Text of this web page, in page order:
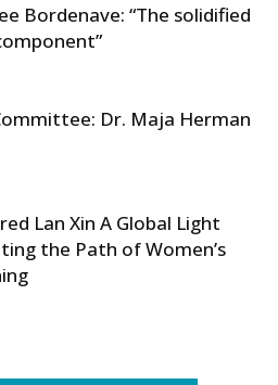
Bordenave: “The solidified
Dr. Maja Herman
Lan Xin A Global Light
the Path of Women’s